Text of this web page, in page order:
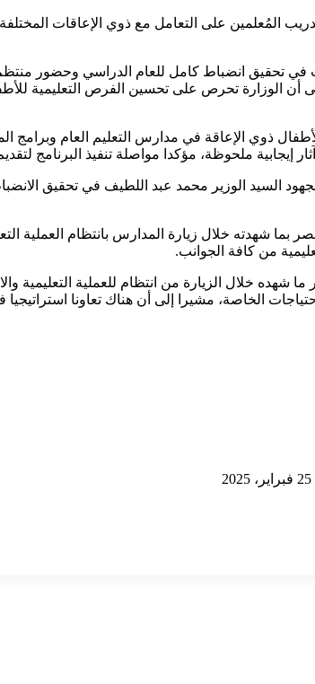
المُعلمين على التعامل مع ذوي الإعاقات
تحقيق انضباط كامل للعام الدراسي وحضور منتظم
أن الوزارة تحرص على تحسين الفرص التعليمية
ذوي الإعاقة في مدارس التعليم العام وبرامج
ملحوظة، مؤكدا مواصلة تنفيذ البرنامج
السيد الوزير محمد عبد اللطيف في تحقيق
شهدته خلال زيارة المدارس بانتظام العملية
من كافة الجوانب.
خلال الزيارة من انتظام للعملية التعليمية
الخاصة، مشيرا إلى أن هناك تعاونا